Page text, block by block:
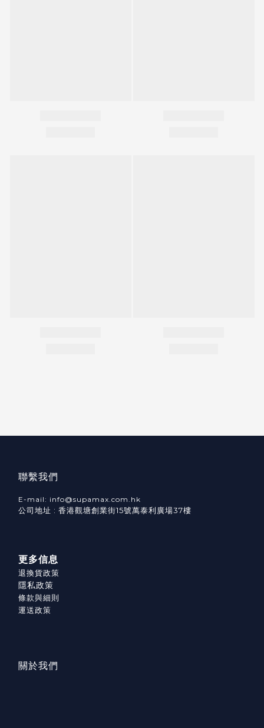
聯繫我們
E-mail: info@supamax.com.hk
公司地址 : 香港觀塘創業街15號萬泰利廣場37樓
更多信息
退換貨政策
隱私政策
條款與細則
運送政策
關於我們